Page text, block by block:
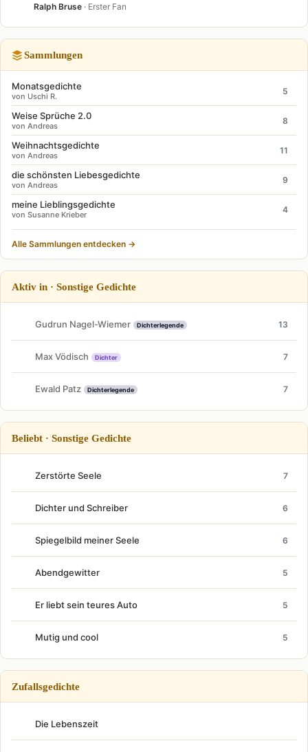
Ralph Bruse · Erster Fan
Sammlungen
Monatsgedichte
von Uschi R.
5
Weise Sprüche 2.0
von Andreas
8
Weihnachtsgedichte
von Andreas
11
die schönsten Liebesgedichte
von Andreas
9
meine Lieblingsgedichte
von Susanne Krieber
4
Alle Sammlungen entdecken →
Aktiv in · Sonstige Gedichte
Gudrun Nagel-Wiemer Dichterlegende 13
Max Vödisch Dichter 7
Ewald Patz Dichterlegende 7
Beliebt · Sonstige Gedichte
Zerstörte Seele 7
Dichter und Schreiber 6
Spiegelbild meiner Seele 6
Abendgewitter 5
Er liebt sein teures Auto 5
Mutig und cool 5
Zufallsgedichte
Die Lebenszeit